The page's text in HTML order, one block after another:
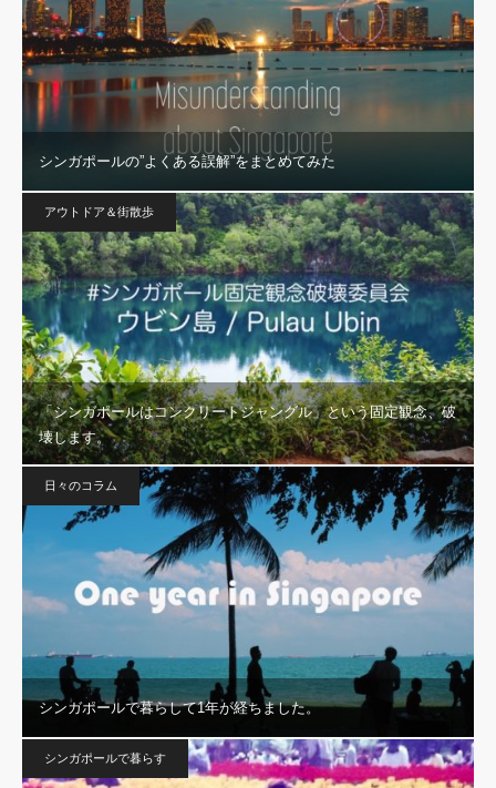
シンガポールの”よくある誤解”をまとめてみた
アウトドア＆街散歩
「シンガポールはコンクリートジャングル」という固定観念、破
壊します。
日々のコラム
シンガポールで暮らして1年が経ちました。
シンガポールで暮らす